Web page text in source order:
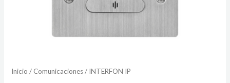
Inicio / Comunicaciones/ INTERFON IP